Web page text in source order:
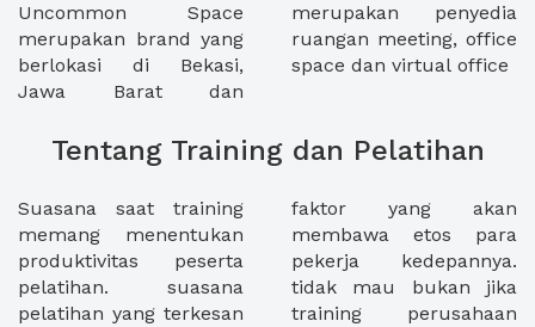
Uncommon Space
merupakan brand yang
berlokasi di Bekasi,
Jawa Barat dan
merupakan penyedia
ruangan meeting, office
space dan virtual office
Tentang Training dan Pelatihan
Suasana saat training
memang menentukan
produktivitas peserta
pelatihan. suasana
pelatihan yang terkesan
faktor yang akan
membawa etos para
pekerja kedepannya.
tidak mau bukan jika
training perusahaan